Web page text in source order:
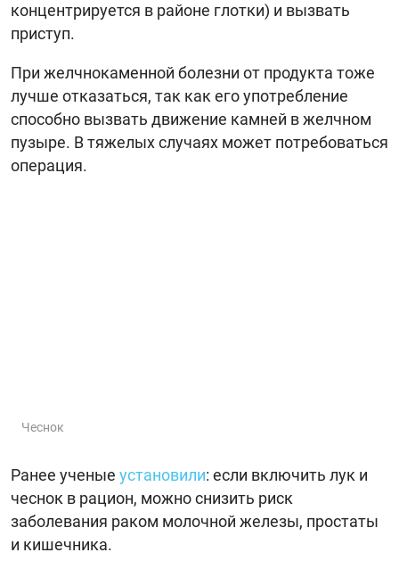
концентрируется в районе глотки) и вызвать
приступ.
При желчнокаменной болезни от продукта тоже
лучше отказаться, так как его употребление
способно вызвать движение камней в желчном
пузыре. В тяжелых случаях может потребоваться
операция.
Чеснок
Ранее ученые установили: если включить лук и
чеснок в рацион, можно снизить риск
заболевания раком молочной железы, простаты
и кишечника.